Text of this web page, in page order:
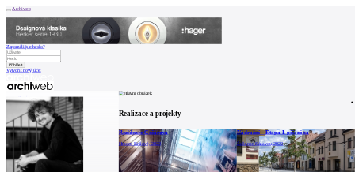
Archiweb
Zapoměli jste heslo?
Vytvořit nový účet
Architekti
Stavby
Katalog
E-shop
Burza práce165
en
0
Realizace a projekty
Rezidence Gočárova
Hradec Králové, 2023
Nádražní – Etapa I. pěší zóna
Žďár nad Sázavou, 2022